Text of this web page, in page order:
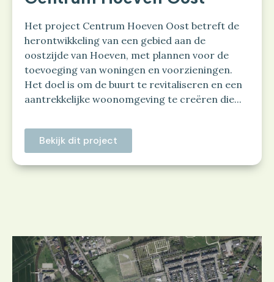
​Het project Centrum Hoeven Oost betreft de
herontwikkeling van een gebied aan de
oostzijde van Hoeven, met plannen voor de
toevoeging van woningen en voorzieningen.
Het doel is om de buurt te revitaliseren en een
aantrekkelijke woonomgeving te creëren die...
Bekijk dit project